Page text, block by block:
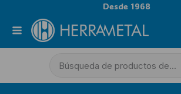
Desde 1968